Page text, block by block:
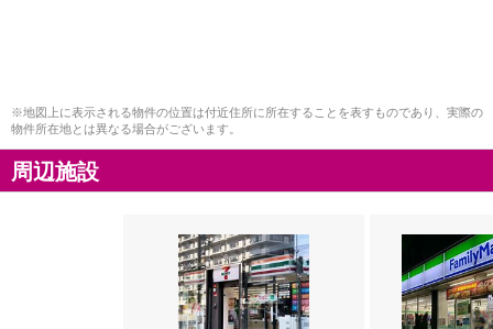
※地図上に表示される物件の位置は付近住所に所在することを表すものであり、実際の
物件所在地とは異なる場合がございます。
周辺施設